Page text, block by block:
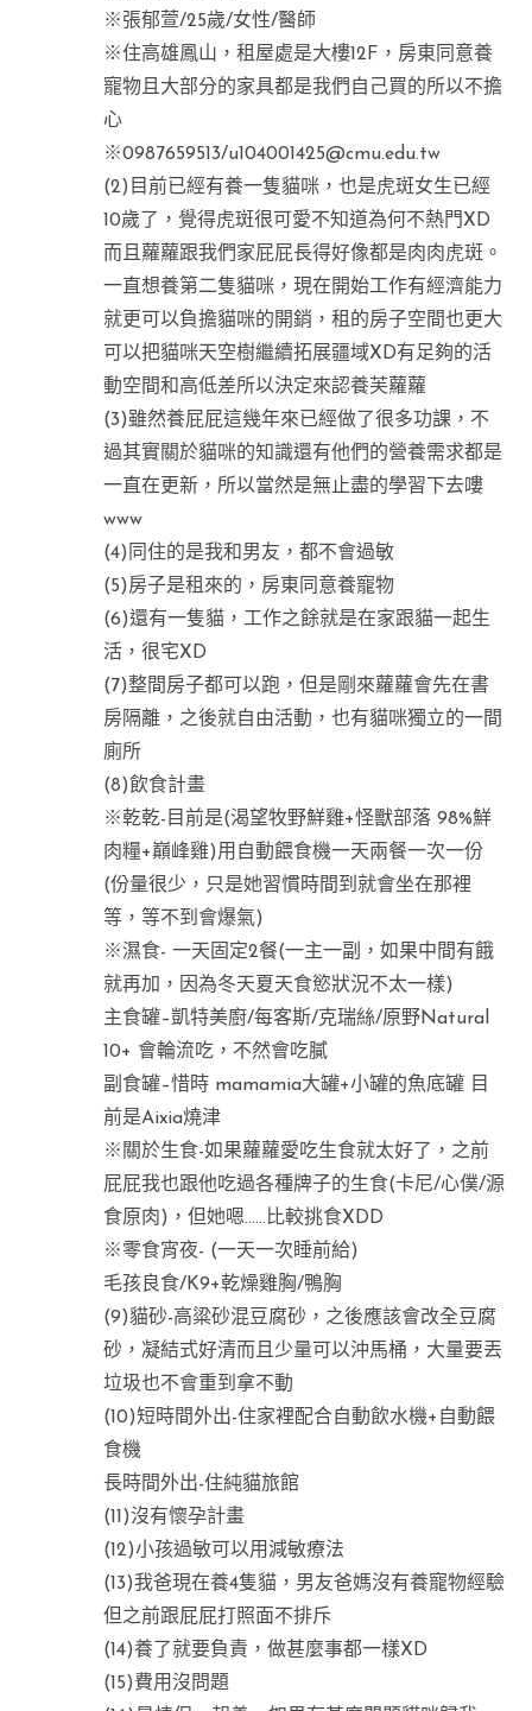
※張郁萱/25歲/女性/醫師
※住高雄鳳山，租屋處是大樓12F，房東同意養
寵物且大部分的家具都是我們自己買的所以不擔
心
※0987659513/u104001425@cmu.edu.tw
(2)目前已經有養一隻貓咪，也是虎斑女生已經
10歲了，覺得虎斑很可愛不知道為何不熱門XD
而且蘿蘿跟我們家屁屁長得好像都是肉肉虎斑。
一直想養第二隻貓咪，現在開始工作有經濟能力
就更可以負擔貓咪的開銷，租的房子空間也更大
可以把貓咪天空樹繼續拓展疆域XD有足夠的活
動空間和高低差所以決定來認養芙蘿蘿
(3)雖然養屁屁這幾年來已經做了很多功課，不
過其實關於貓咪的知識還有他們的營養需求都是
一直在更新，所以當然是無止盡的學習下去嘍
www
(4)同住的是我和男友，都不會過敏
(5)房子是租來的，房東同意養寵物
(6)還有一隻貓，工作之餘就是在家跟貓一起生
活，很宅XD
(7)整間房子都可以跑，但是剛來蘿蘿會先在書
房隔離，之後就自由活動，也有貓咪獨立的一間
廁所
(8)飲食計畫
※乾乾-目前是(渴望牧野鮮雞+怪獸部落 98%鮮
肉糧+巔峰雞)用自動餵食機一天兩餐一次一份
(份量很少，只是她習慣時間到就會坐在那裡
等，等不到會爆氣)
※濕食- 一天固定2餐(一主一副，如果中間有餓
就再加，因為冬天夏天食慾狀況不太一樣)
主食罐–凱特美廚/每客斯/克瑞絲/原野Natural
10+ 會輪流吃，不然會吃膩
副食罐–惜時 mamamia大罐+小罐的魚底罐 目
前是Aixia燒津
※關於生食-如果蘿蘿愛吃生食就太好了，之前
屁屁我也跟他吃過各種牌子的生食(卡尼/心僕/源
食原肉)，但她嗯……比較挑食XDD
※零食宵夜- (一天一次睡前給)
毛孩良食/K9+乾燥雞胸/鴨胸
(9)貓砂-高粱砂混豆腐砂，之後應該會改全豆腐
砂，凝結式好清而且少量可以沖馬桶，大量要丟
垃圾也不會重到拿不動
(10)短時間外出-住家裡配合自動飲水機+自動餵
食機
長時間外出-住純貓旅館
(11)沒有懷孕計畫
(12)小孩過敏可以用減敏療法
(13)我爸現在養4隻貓，男友爸媽沒有養寵物經驗
但之前跟屁屁打照面不排斥
(14)養了就要負責，做甚麼事都一樣XD
(15)費用沒問題